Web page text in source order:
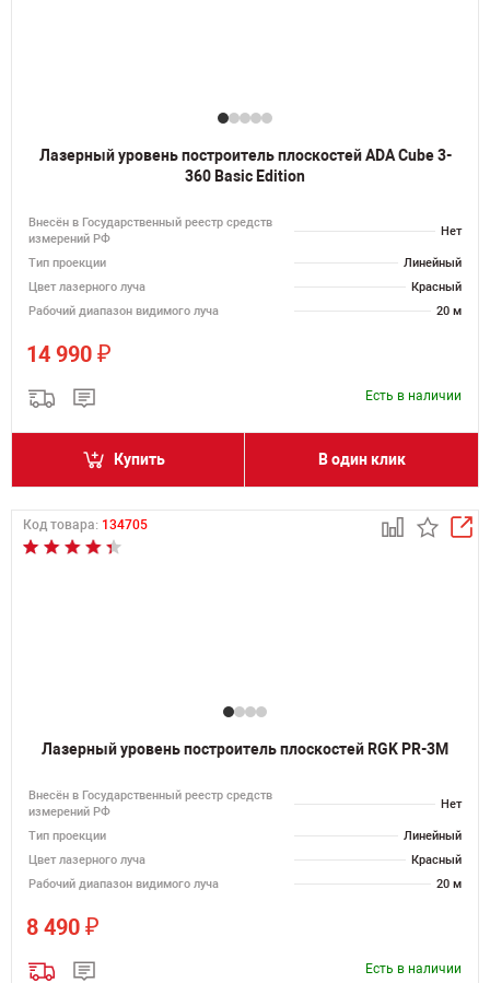
Лазерный уровень построитель плоскостей ADA Cube 3-
360 Basic Edition
Внесён в Государственный реестр средств
измерений РФ
Нет
Тип проекции
Линейный
Цвет лазерного луча
Красный
Рабочий диапазон видимого луча
20 м
14 990 ₽
Есть в наличии
Купить В один клик
Код товара: 134705
Лазерный уровень построитель плоскостей RGK PR-3M
Внесён в Государственный реестр средств
измерений РФ
Нет
Тип проекции
Линейный
Цвет лазерного луча
Красный
Рабочий диапазон видимого луча
20 м
8 490 ₽
Есть в наличии